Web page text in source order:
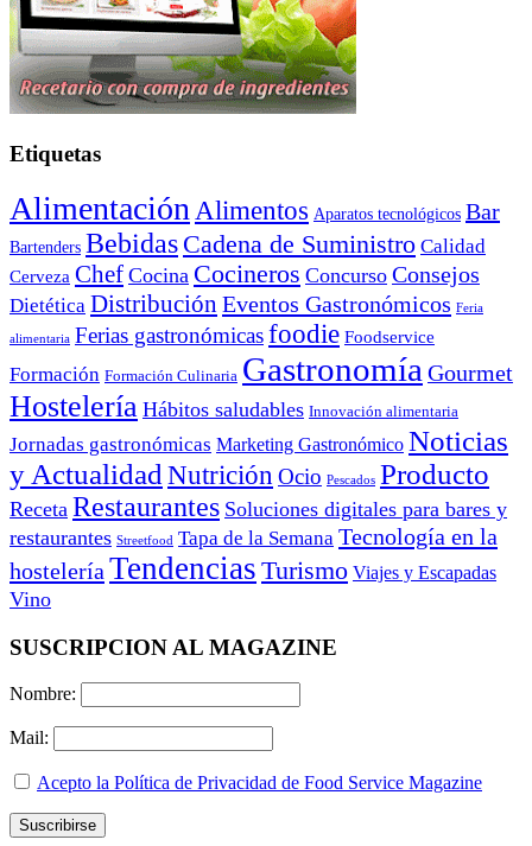
Etiquetas
Alimentación Alimentos Aparatos tecnológicos Bar
Bartenders Bebidas Cadena de Suministro Calidad
Cerveza Chef Cocina Cocineros Concurso Consejos
Dietética Distribución Eventos Gastronómicos Feria
alimentaria Ferias gastronómicasfoodie Foodservice
Formación Formación Culinaria Gastronomía Gourmet
Hostelería Hábitos saludables Innovación alimentaria
Jornadas gastronómicas Marketing Gastronómico Noticias
y Actualidad Nutrición Ocio Pescados Producto
Receta Restaurantes Soluciones digitales para bares y
restaurantes Streetfood Tapa de la Semana Tecnología en la
hostelería Tendencias Turismo Viajes y Escapadas
Vino
SUSCRIPCION AL MAGAZINE
Nombre:
Mail:
Acepto la Política de Privacidad de Food Service Magazine